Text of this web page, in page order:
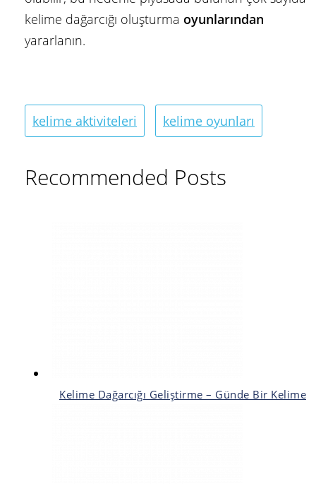
kelime dağarcığı oluşturma oyunlarından
yararlanın.
kelime aktiviteleri kelime oyunları
Recommended Posts
Kelime Dağarcığı Geliştirme – Günde Bir Kelime